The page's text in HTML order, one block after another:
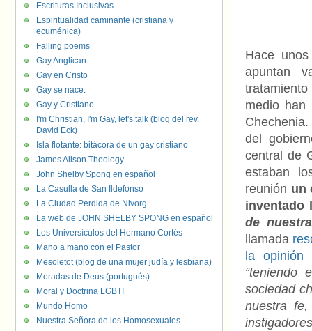
Hace
apuntan
medio han
del
central de
estaban
reunión un
inventado
de
llamada
la opinión
“teniendo
sociedad
nuestra
Escrituras Inclusivas
Espiritualidad caminante (cristiana y
ecuménica)
Falling poems
Gay Anglican
Gay en Cristo
Gay se nace.
Gay y Cristiano
I'm Christian, I'm Gay, let's talk (blog del rev.
David Eck)
Isla flotante: bitácora de un gay cristiano
James Alison Theology
John Shelby Spong en español
La Casulla de San Ildefonso
La Ciudad Perdida de Nivorg
La web de JOHN SHELBY SPONG en español
Los Universículos del Hermano Cortés
Mano a mano con el Pastor
Mesoletot (blog de una mujer judía y lesbiana)
Moradas de Deus (portugués)
Moral y Doctrina LGBTI
Mundo Homo
Nuestra Señora de los Homosexuales